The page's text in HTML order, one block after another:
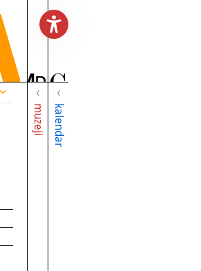
muzeji kalendar